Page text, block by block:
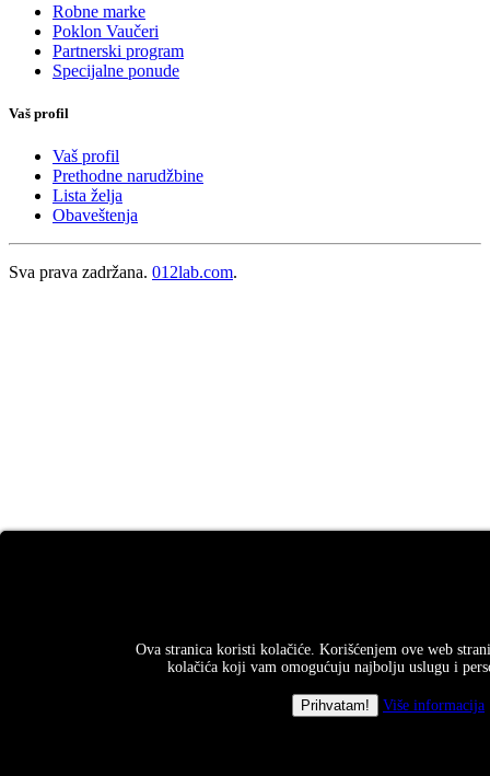
Ova stranica koristi kolačiće. Korišćenjem ove web
kolačića koji vam omogućuju najbolju uslugu i
Više informacija
Robne marke
Poklon Vaučeri
Partnerski program
Specijalne ponude
Vaš profil
Vaš profil
Prethodne narudžbine
Lista želja
Obaveštenja
Sva prava zadržana. 012lab.com.